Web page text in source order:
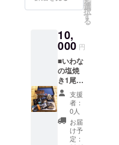
わな甘
露煮（4
り） ※
いわな
提
供・・
・小坂
町淡水
魚養殖
漁業協
同組合
の川魚
加工品
※商品の
選
択
す
る
10,
000 円
■いわな
の塩焼
き1尾無
料（当
日お越
しに
なった
方の
み） ■
支援
者：
0人
お届
け予
定：